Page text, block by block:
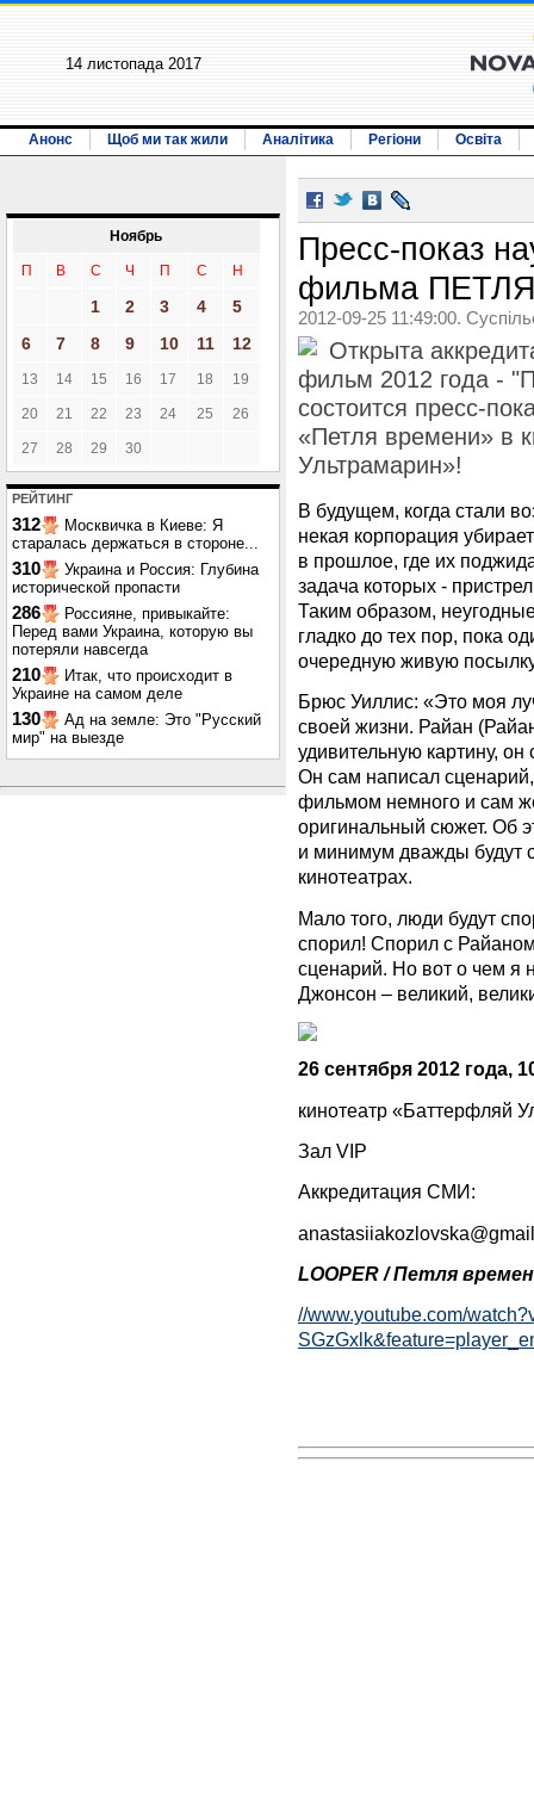
14 листопада 2017
Анонс Щоб ми так жили Аналітика Регіони Освіта
Ноябрь
П В С Ч П С Н
1 2 3 4
5
6
7 8 9 10 11 12
13 14 15 16 17 18 19
20 21 22 23 24 25 26
27 28 29 30
РЕЙТИНГ
312
Москвичка в Киеве: Я
старалась держаться в стороне...
310
Украина и Россия: Глубина
исторической пропасти
286
Россияне, привыкайте:
Перед вами Украина, которую вы
потеряли навсегда
210
Итак, что происходит в
Украине на самом деле
130
Ад на земле: Это "Русский
мир" на выезде
Пресс-показ
фильма
2012-09-25 11:49:00.
Открыта
фильм 2012 года -
состоится преcc-
«Петля времени» в
Ультрамарин»!
В будущем, когда стали
некая корпорация
в прошлое, где их
задача которых -
Таким образом,
гладко до тех пор, пока
очередную живую
Брюс Уиллис: «Это моя
своей жизни. Райан
удивительную картину,
Он сам написал
фильмом немного и сам
оригинальный сюжет. Об
и минимум дважды будут
кинотеатрах.
Мало того, люди будут
спорил! Спорил с Райаном
сценарий. Но вот о чем я
Джонсон – великий,
26 сентября 2012 года,
кинотеатр «Баттерфляй
Зал VIP
Аккредитация СМИ:
LOOPER / Петля
//www.youtube.com/